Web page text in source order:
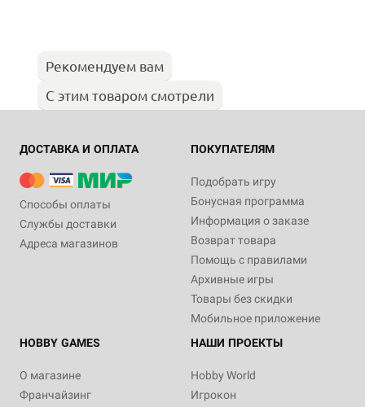
Рекомендуем вам
С этим товаром смотрели
ДОСТАВКА И ОПЛАТА
Способы оплаты
Службы доставки
Адреса магазинов
ПОКУПАТЕЛЯМ
Подобрать игру
Бонусная программа
Информация о заказе
Возврат товара
Помощь с правилами
Архивные игры
Товары без скидки
Мобильное приложение
HOBBY GAMES
О магазине
Франчайзинг
НАШИ ПРОЕКТЫ
Hobby World
Игрокон